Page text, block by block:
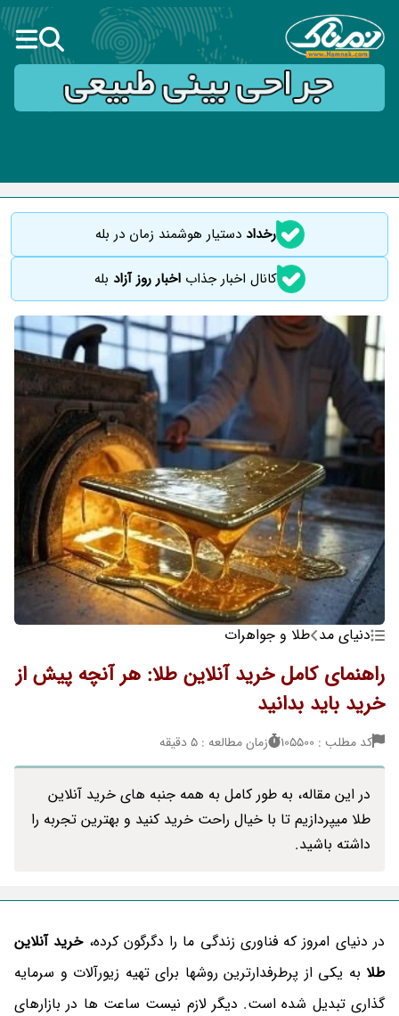
رخداددستیار هوشمند زمان در بله
کانال اخبار جذاباخبار روز آزاد بله
دنیای مد طلا و جواهرات
راهنمای کامل خرید آنلاین طلا: هر آنچه پیش از
خرید باید بدانید
کد مطلب : 105500 زمان مطالعه : 5 دقیقه
در این مقاله، به طور کامل به همه جنبه های خرید آنلاین
طلا میپردازیم تا با خیال راحت خرید کنید و بهترین تجربه را
داشته باشید.
در دنیای امروز که فناوری زندگی ما را دگرگون کرده،خرید آنلاین
طلا به یکی از پرطرفدارترین روشها برای تهیه زیورآلات و سرمایه
گذاری تبدیل شده است. دیگر لازم نیست ساعت ها در بازارهای